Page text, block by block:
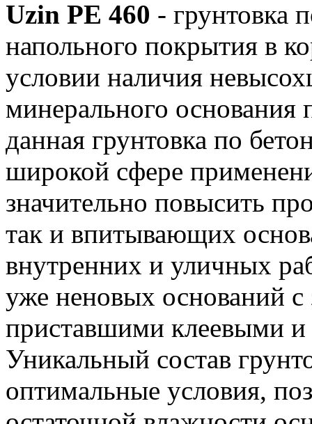
Uzin PE 460 - грунтовка
напольного покрытия в
условии наличия
минерального
данная грунтовка по
широкой сфере
значительно повысить
так и впитывающих
внутренних и уличных
уже неновых оснований
приставшими клеевыми
Уникальный состав
оптимальные условия,